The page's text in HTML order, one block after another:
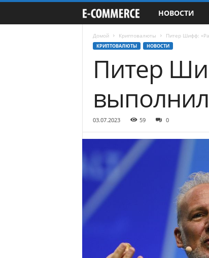
-
o
m
e
НОВОСТИ
Домой Криптовалюты Питер Шифф:
КРИПТОВАЛЮТЫ НОВОСТИ
Питер
03.07.2023 59 0